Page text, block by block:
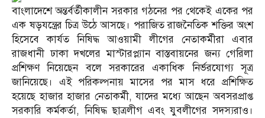
বাংলাদেশে অন্তর্বর্তীকালীন সরকার গঠনের পর থেকেই একের পর
এক ষড়যন্ত্রের চিত্র উঠে আসছে। পরাজিত রাজনৈতিক শক্তির অংশ
হিসেবে কার্যত নিষিদ্ধ আওয়ামী লীগের নেতাকর্মীরা এবার
রাজধানী ঢাকা দখলের মাস্টারপ্ল্যান বাস্তবায়নের জন্য গেরিলা
প্রশিক্ষণ নিয়েছেন বলে সরকারের একাধিক নির্ভরযোগ্য সূত্র
জানিয়েছে। এই পরিকল্পনায় মাসের পর মাস ধরে প্রশিক্ষিত
হয়েছে হাজার হাজার নেতাকর্মী, যাদের মধ্যে আছেন অবসরপ্রাপ্ত
সরকারি কর্মকর্তা, নিষিদ্ধ ছাত্রলীগ এবং যুবলীগের সদস্যরাও।